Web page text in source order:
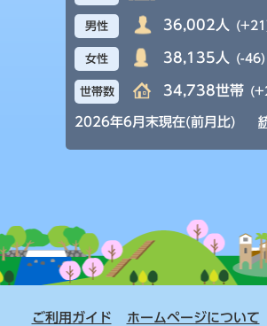
男性 36,002人
女性 38,135人 (-46)
世帯数 34,738世帯
2026年6月末現在(前月比)
ご利用ガイド ホームページについて